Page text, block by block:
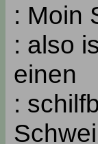
: Moin
: also
einen
: